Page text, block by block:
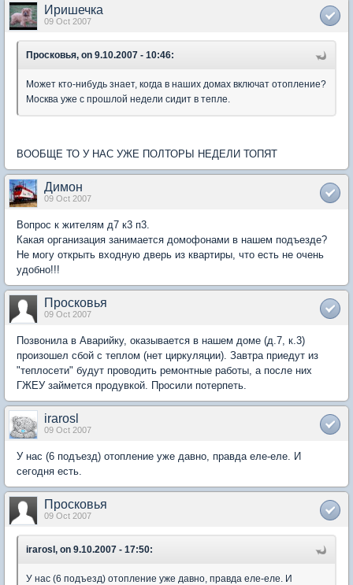
Иришечка
09 Oct 2007
Просковья, on 9.10.2007 - 10:46:
Может кто-нибудь знает, когда в наших домах включат отопление?
Москва уже с прошлой недели сидит в тепле.
ВООБЩЕ ТО У НАС УЖЕ ПОЛТОРЫ НЕДЕЛИ ТОПЯТ
Димон
09 Oct 2007
Вопрос к жителям д7 к3 п3.
Какая организация занимается домофонами в нашем подъезде?
Не могу открыть входную дверь из квартиры, что есть не очень
удобно!!!
Просковья
09 Oct 2007
Позвонила в Аварийку, оказывается в нашем доме (д.7, к.3)
произошел сбой с теплом (нет циркуляции). Завтра приедут из
"теплосети" будут проводить ремонтные работы, а после них
ГЖЕУ займется продувкой. Просили потерпеть.
irarosl
09 Oct 2007
У нас (6 подъезд) отопление уже давно, правда еле-еле. И
сегодня есть.
Просковья
09 Oct 2007
irarosl, on 9.10.2007 - 17:50:
У нас (6 подъезд) отопление уже давно, правда еле-еле. И